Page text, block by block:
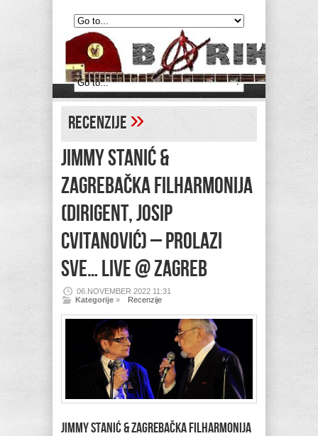
Recenzije»
JIMMY STANIĆ &
ZAGREBAČKA FILHARMONIJA
(dirigent, Josip
Cvitanović) – Prolazi
sve… Live @ Zagreb
06.NOVEMBER 2022 11:31
Kategorije » Recenzije
JIMMY STANIĆ & ZAGREBAČKA FILHARMONIJA